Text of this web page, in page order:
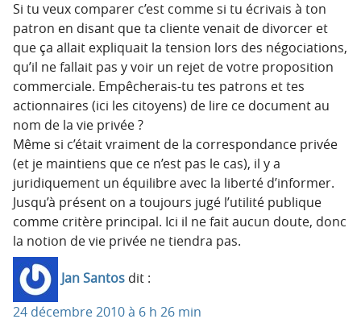
Si tu veux comparer c’est comme si tu écrivais à ton
patron en disant que ta cliente venait de divorcer et
que ça allait expliquait la tension lors des négociations,
qu’il ne fallait pas y voir un rejet de votre proposition
commerciale. Empêcherais-tu tes patrons et tes
actionnaires (ici les citoyens) de lire ce document au
nom de la vie privée ?
Même si c’était vraiment de la correspondance privée
(et je maintiens que ce n’est pas le cas), il y a
juridiquement un équilibre avec la liberté d’informer.
Jusqu’à présent on a toujours jugé l’utilité publique
comme critère principal. Ici il ne fait aucun doute, donc
la notion de vie privée ne tiendra pas.
Jan Santos dit :
24 décembre 2010 à 6 h 26 min